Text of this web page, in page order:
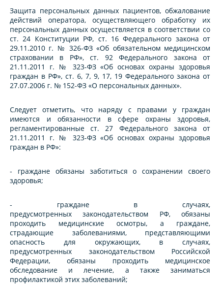
Защита персональных данных пациентов, обжалование
действий оператора, осуществляющего обработку их
персональных данных осуществляется в соответствии со
ст. 24 Конституции РФ, ст. 16 Федерального закона от
29.11.2010 г. № 326-ФЗ «Об обязательном медицинском
страховании в РФ», ст. 92 Федерального закона от
21.11.2011 г. № 323-ФЗ «Об основах охраны здоровья
граждан в РФ», ст. 6, 7, 9, 17, 19 Федерального закона от
27.07.2006 г. № 152-ФЗ «О персональных данных».
Следует отметить, что наряду с правами у граждан
имеются и обязанности в сфере охраны здоровья,
регламентированные ст. 27 Федерального закона от
21.11.2011 г. № 323-ФЗ «Об основах охраны здоровья
граждан в РФ»:
- граждане обязаны заботиться о сохранении своего
здоровья;
- граждане в случаях,
предусмотренных законодательством РФ, обязаны
проходить медицинские осмотры, а граждане,
страдающие заболеваниями, представляющими
опасность для окружающих, в случаях,
предусмотренных законодательством Российской
Федерации, обязаны проходить медицинское
обследование и лечение, а также заниматься
профилактикой этих заболеваний;